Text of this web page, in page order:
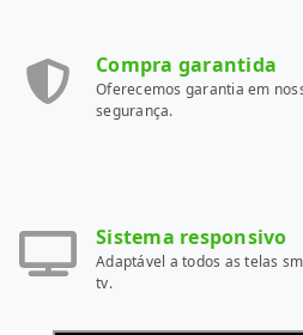
Compra garantida
Oferecemos garantia em
segurança.
Sistema responsivo
Adaptável a todos as telas
tv.